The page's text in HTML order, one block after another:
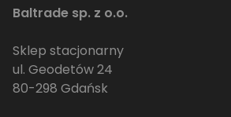
Baltrade sp. z o.o.
Sklep stacjonarny
ul. Geodetów 24
80-298 Gdańsk